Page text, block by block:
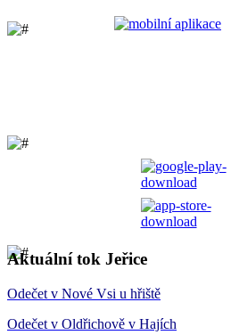
Aktuální tok Jeřice
Odečet v Nové Vsi u hřiště
Odečet v Oldřichově v Hajích